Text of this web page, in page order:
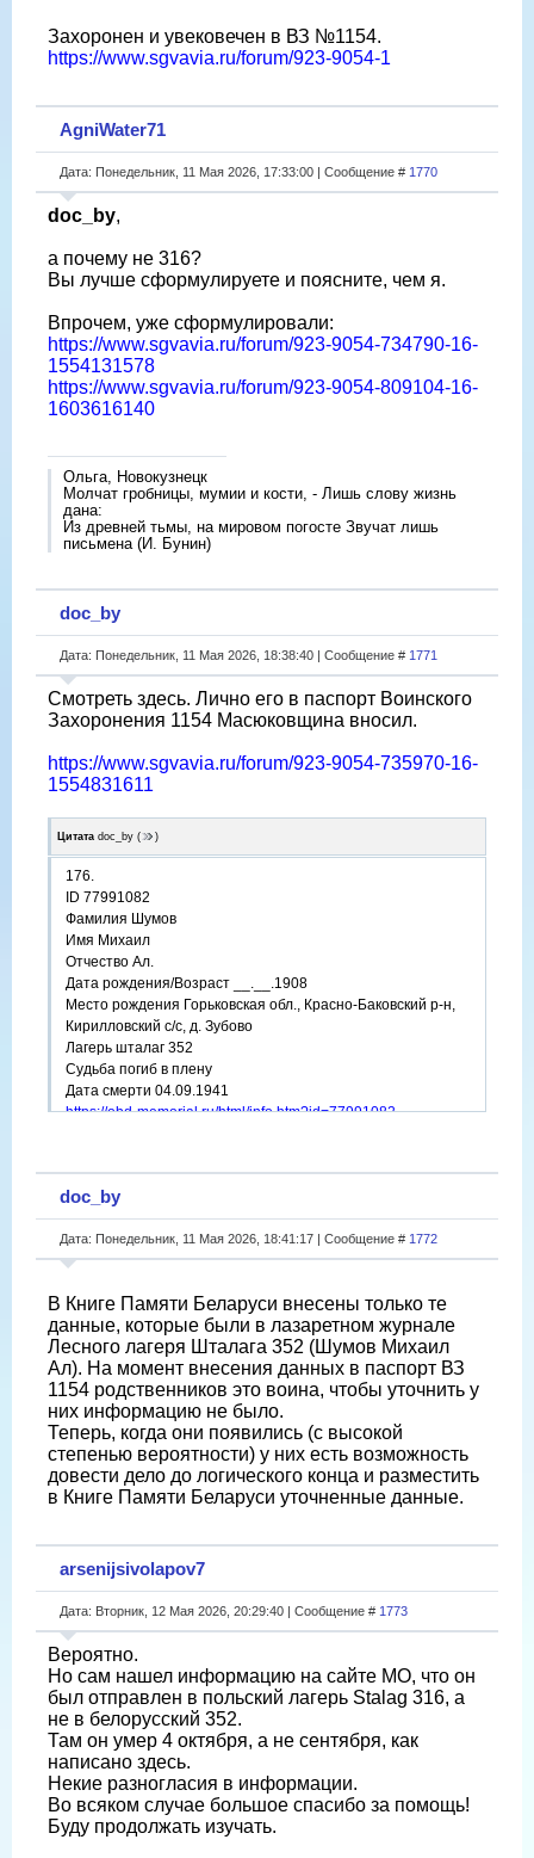
https://obd-memorial.ru/html/info.htm?id=77991082
Qui quaerit, reperit
Захоронен и увековечен в ВЗ №1154.
https://www.sgvavia.ru/forum/923-9054-1
AgniWater71
Дата: Понедельник, 11 Мая 2026, 17:33:00 | Сообщение # 1770
doc_by,
а почему не 316?
Вы лучше сформулируете и поясните, чем я.
Впрочем, уже сформулировали:
https://www.sgvavia.ru/forum/923-9054-734790-16-
1554131578
https://www.sgvavia.ru/forum/923-9054-809104-16-
1603616140
Ольга, Новокузнецк
Молчат гробницы, мумии и кости, - Лишь слову жизнь
дана:
Из древней тьмы, на мировом погосте Звучат лишь
письмена (И. Бунин)
doc_by
Дата: Понедельник, 11 Мая 2026, 18:38:40 | Сообщение # 1771
Смотреть здесь. Лично его в паспорт Воинского
Захоронения 1154 Масюковщина вносил.
https://www.sgvavia.ru/forum/923-9054-735970-16-
1554831611
Цитата doc_by ( )
176.
ID 77991082
Фамилия Шумов
Имя Михаил
Отчество Ал.
Дата рождения/Возраст __.__.1908
Место рождения Горьковская обл., Красно-Баковский р-н,
Кирилловский с/с, д. Зубово
Лагерь шталаг 352
Судьба погиб в плену
Дата смерти 04.09.1941
https://obd-memorial.ru/html/info.htm?id=77991082
doc_by
Дата: Понедельник, 11 Мая 2026, 18:41:17 | Сообщение # 1772
В Книге Памяти Беларуси внесены только те
данные, которые были в лазаретном журнале
Лесного лагеря Шталага 352 (Шумов Михаил
Ал). На момент внесения данных в паспорт ВЗ
1154 родственников это воина, чтобы уточнить у
них информацию не было.
Теперь, когда они появились (с высокой
степенью вероятности) у них есть возможность
довести дело до логического конца и разместить
в Книге Памяти Беларуси уточненные данные.
arsenijsivolapov7
Дата: Вторник, 12 Мая 2026, 20:29:40 | Сообщение # 1773
Вероятно.
Но сам нашел информацию на сайте МО, что он
был отправлен в польский лагерь Stalag 316, а
не в белорусский 352.
Там он умер 4 октября, а не сентября, как
написано здесь.
Некие разногласия в информации.
Во всяком случае большое спасибо за помощь!
Буду продолжать изучать.